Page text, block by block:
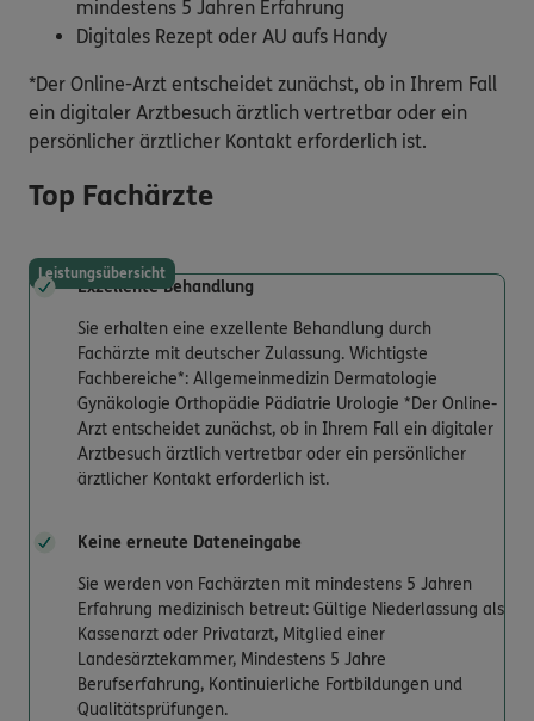
mindestens 5 Jahren Erfahrung
Digitales Rezept oder AU aufs Handy
*Der Online-Arzt entscheidet zunächst, ob in Ihrem Fall
ein digitaler Arztbesuch ärztlich vertretbar oder ein
persönlicher ärztlicher Kontakt erforderlich ist.
Top Fachärzte
Leistungsübersicht
Exzellente Behandlung
Sie erhalten eine exzellente Behandlung durch
Fachärzte mit deutscher Zulassung. Wichtigste
Fachbereiche*: Allgemeinmedizin Dermatologie
Gynäkologie Orthopädie Pädiatrie Urologie *Der Online-
Arzt entscheidet zunächst, ob in Ihrem Fall ein digitaler
Arztbesuch ärztlich vertretbar oder ein persönlicher
ärztlicher Kontakt erforderlich ist.
Keine erneute Dateneingabe
Sie werden von Fachärzten mit mindestens 5 Jahren
Erfahrung medizinisch betreut: Gültige Niederlassung als
Kassenarzt oder Privatarzt, Mitglied einer
Landesärztekammer, Mindestens 5 Jahre
Berufserfahrung, Kontinuierliche Fortbildungen und
Qualitätsprüfungen.